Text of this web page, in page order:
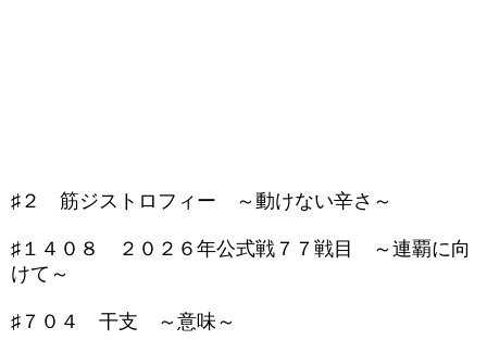
♯２ 筋ジストロフィー ～動けない辛さ～
♯１４０８ ２０２６年公式戦７７戦目 ～連覇に向
けて～
♯７０４ 干支 ～意味～